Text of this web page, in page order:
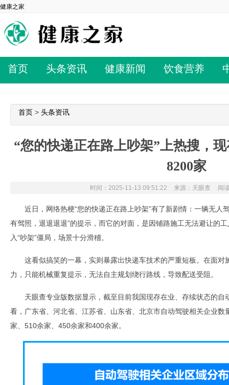
健康之家
首页 头条资讯 健康新闻 饮食营养
首页 > 头条资讯
“您的快递正在路上吵架”上热搜，
8200家
时间：2025-11-13 09:51:22 来源：天眼查 阅
近日，网络热梗“您的快递正在路上吵架”有了新剧情：一辆无人
有驾照，退退退退”的提示，而它的对面，是因铺路施工无法避让的
入“吵架”僵局，场景十分滑稽。
这看似搞笑的一幕，实则暴露出快递车技术的严重短板。在面
力，只能机械重复提示，无法自主规划绕行路线，导致配送受阻。
天眼查专业版数据显示，截至目前我国现存在业、存续状态的
看，广东省、河北省、江苏省、山东省、北京市自动驾驶相关企业
家、510余家、450余家和400余家。